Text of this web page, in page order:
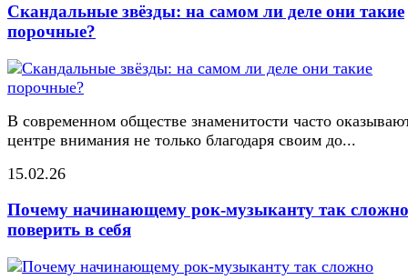
Скандальные звёзды: на самом ли деле они такие
порочные?
В современном обществе знаменитости часто
центре внимания не только благодаря своим до...
15.02.26
Почему начинающему рок-музыканту так сложно
поверить в себя